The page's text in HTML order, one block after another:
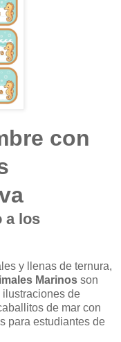
con
a los
y llenas de ternura,
Marinos son
de
de mar con
para estudiantes de